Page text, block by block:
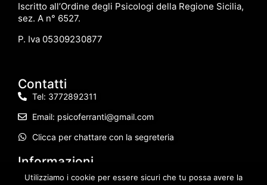
Iscritto all’Ordine degli Psicologi della Regione Sicilia,
sez. A n° 6527.
P. Iva 05309230877
Contatti
Tel: 3772892311
Email: psicoferranti@gmail.com
Clicca per chattare con la segreteria
Informazioni
Sede di Licata: Via Mons. Giuseppe Bellino n° 5
Utilizziamo i cookie per essere sicuri che tu possa avere la